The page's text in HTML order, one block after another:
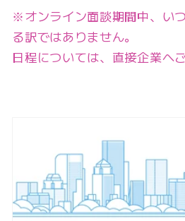
※オンライン面談期間中、い
る訳ではありません。
日程については、直接企業へ